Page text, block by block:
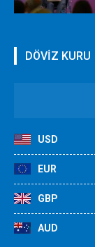
DÖVİZ KURU
USD
EUR
GBP
AUD